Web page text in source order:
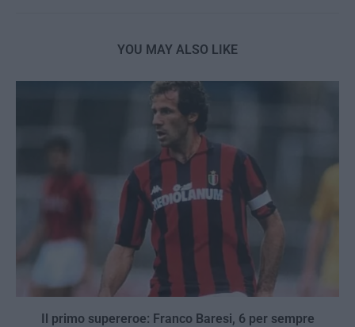
YOU MAY ALSO LIKE
Il primo supereroe: Franco Baresi, 6 per sempre